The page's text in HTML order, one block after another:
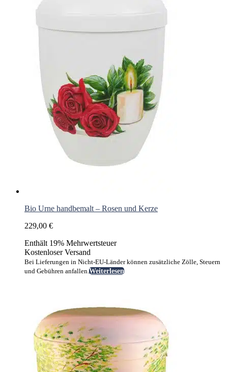
Bio Urne handbemalt – Rosen und Kerze
229,00 €
Enthält 19% Mehrwertsteuer
Kostenloser Versand
Bei Lieferungen in Nicht-EU-Länder können zusätzliche Zölle, Steuern
und Gebühren anfallen.Weiterlesen